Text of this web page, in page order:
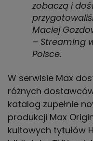
zobaczą i
Maciej
– Streaming
Polsce.
W serwisie Max
różnych
katalog zupełnie
produkcji Max
kultowych tytułów